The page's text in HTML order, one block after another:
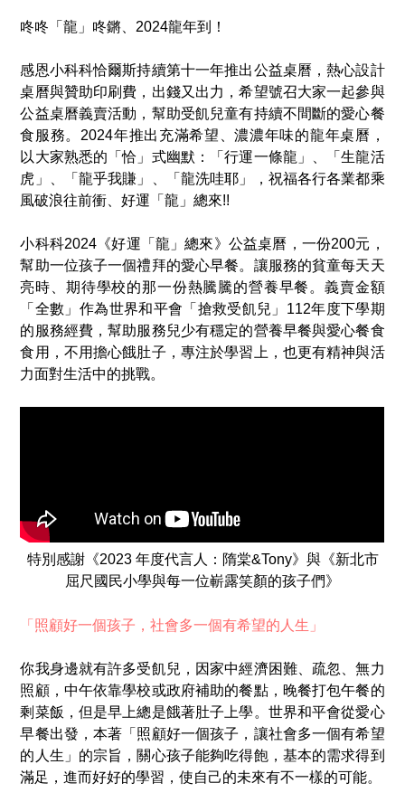
咚咚「龍」咚鏘、2024龍年到！
感恩小科科恰爾斯持續第十一年推出公益桌曆，熱心設計
桌曆與贊助印刷費，出錢又出力，希望號召大家一起參與
公益桌曆義賣活動，幫助受飢兒童有持續不間斷的愛心餐
食服務。2024年推出充滿希望、濃濃年味的龍年桌曆，
以大家熟悉的「恰」式幽默：「行運一條龍」、「生龍活
虎」、「龍乎我賺」、「龍洗哇耶」，祝福各行各業都乘
風破浪往前衝、好運「龍」總來!!
小科科2024《好運「龍」總來》公益桌曆，一份200元，
幫助一位孩子一個禮拜的愛心早餐。讓服務的貧童每天天
亮時、期待學校的那一份熱騰騰的營養早餐。義賣金額
「全數」作為世界和平會「搶救受飢兒」112年度下學期
的服務經費，幫助服務兒少有穩定的營養早餐與愛心餐食
食用，不用擔心餓肚子，專注於學習上，也更有精神與活
力面對生活中的挑戰。
特別感謝《2023 年度代言人：隋棠&Tony》與《新北市
屈尺國民小學與每一位嶄露笑顏的孩子們》
「照顧好一個孩子，社會多一個有希望的人生」
你我身邊就有許多受飢兒，因家中經濟困難、疏忽、無力
照顧，中午依靠學校或政府補助的餐點，晚餐打包午餐的
剩菜飯，但是早上總是餓著肚子上學。世界和平會從愛心
早餐出發，本著「照顧好一個孩子，讓社會多一個有希望
的人生」的宗旨，關心孩子能夠吃得飽，基本的需求得到
滿足，進而好好的學習，使自己的未來有不一樣的可能。